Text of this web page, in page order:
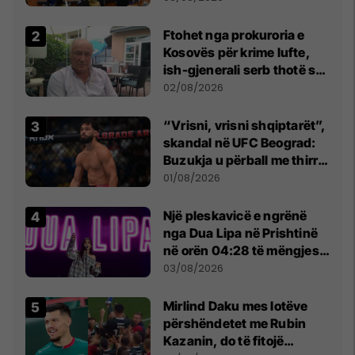
Ftohet nga prokuroria e
Kosovës për krime lufte,
ish-gjenerali serb thotë se
dikush e tradhtoi në
02/08/2026
“Vrisni, vrisni shqiptarët”,
skandal në UFC Beograd:
Buzukja u përball me thirrje
anti-shqiptare nga
01/08/2026
Një pleskavicë e ngrënë
nga Dua Lipa në Prishtinë
në orën 04:28 të mëngjesit
- dhe bota digjitale serbe
03/08/2026
Mirlind Daku mes lotëve
përshëndetet me Rubin
Kazanin, do të fitojë